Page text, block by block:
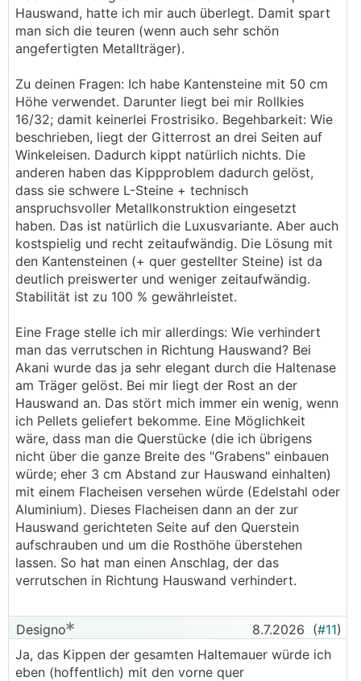
Frostschirm ein. Wie hoch hast du denn deine
ganze Konstruktion ausgeführt bzw. wie breit
sind deine Roste? Begehbar und frostsicher ist
Hauswand, hatte ich mir auch überlegt. Damit spart
man sich die teuren (wenn auch sehr schön
angefertigten Metallträger).
Zu deinen Fragen: Ich habe Kantensteine mit 50 cm
Höhe verwendet. Darunter liegt bei mir Rollkies
16/32; damit keinerlei Frostrisiko. Begehbarkeit: Wie
beschrieben, liegt der Gitterrost an drei Seiten auf
Winkeleisen. Dadurch kippt natürlich nichts. Die
anderen haben das Kippproblem dadurch gelöst,
dass sie schwere L-Steine + technisch
anspruchsvoller Metallkonstruktion eingesetzt
haben. Das ist natürlich die Luxusvariante. Aber auch
kostspielig und recht zeitaufwändig. Die Lösung mit
den Kantensteinen (+ quer gestellter Steine) ist da
deutlich preiswerter und weniger zeitaufwändig.
Stabilität ist zu 100 % gewährleistet.
Eine Frage stelle ich mir allerdings: Wie verhindert
man das verrutschen in Richtung Hauswand? Bei
Akani wurde das ja sehr elegant durch die Haltenase
am Träger gelöst. Bei mir liegt der Rost an der
Hauswand an. Das stört mich immer ein wenig, wenn
ich Pellets geliefert bekomme. Eine Möglichkeit
wäre, dass man die Querstücke (die ich übrigens
nicht über die ganze Breite des "Grabens" einbauen
würde; eher 3 cm Abstand zur Hauswand einhalten)
mit einem Flacheisen versehen würde (Edelstahl oder
Aluminium). Dieses Flacheisen dann an der zur
Hauswand gerichteten Seite auf den Querstein
aufschrauben und um die Rosthöhe überstehen
lassen. So hat man einen Anschlag, der das
verrutschen in Richtung Hauswand verhindert.
Designo 8.7.2026 (#11)
Ja, das Kippen der gesamten Haltemauer würde ich
eben (hoffentlich) mit den vorne quer